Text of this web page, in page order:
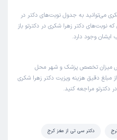
نوبت مطب از دکترتو
داره هربار برای سونوگرافی
تر هست و من دکترو اصلا ندیدم
دیدم،تختشون ملحفه
نظر خاصی بدم
می‌توانید به جدول نوبت‌های دکتر در
دکتر زهرا شکری در دکترتو باز
وجود دارد.
میزان تخصص پزشک و شهر محل
مبلغ دقیق هزینه ویزیت دکتر زهرا شکری
دکترتو مراجعه کنید.
دکتر سی تی از مغز کرج